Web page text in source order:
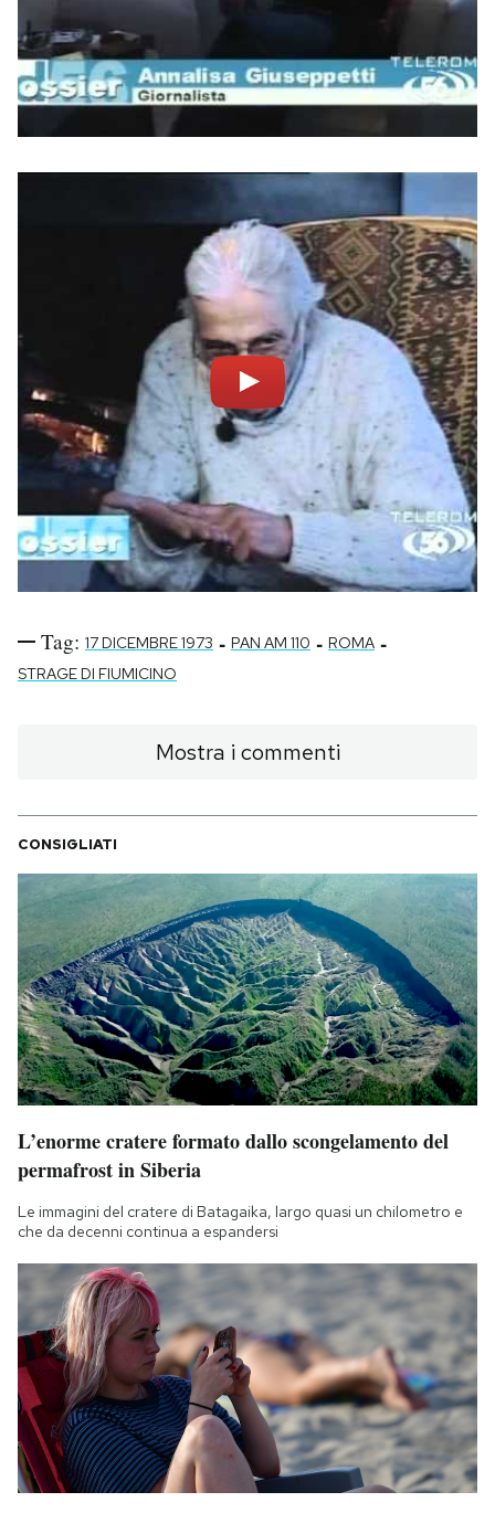
Tag: 17 DICEMBRE 1973 - PAN AM 110 - ROMA -
STRAGE DI FIUMICINO
Mostra i commenti
CONSIGLIATI
L’enorme cratere formato dallo scongelamento del
permafrost in Siberia
Le immagini del cratere di Batagaika, largo quasi un chilometro e
che da decenni continua a espandersi